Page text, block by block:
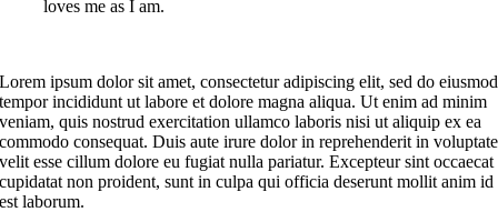
loves me as I am.
Lorem ipsum dolor sit amet, consectetur adipiscing elit, sed do eiusmod
tempor incididunt ut labore et dolore magna aliqua. Ut enim ad minim
veniam, quis nostrud exercitation ullamco laboris nisi ut aliquip ex ea
commodo consequat. Duis aute irure dolor in reprehenderit in voluptate
velit esse cillum dolore eu fugiat nulla pariatur. Excepteur sint occaecat
cupidatat non proident, sunt in culpa qui officia deserunt mollit anim id
est laborum.